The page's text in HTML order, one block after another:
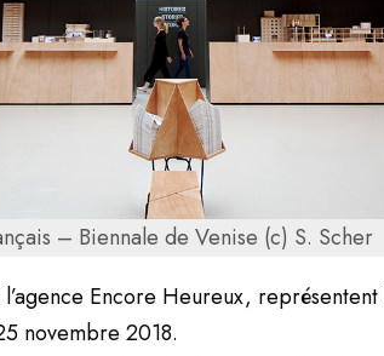
– Biennale de Venise (c) S. Scher
Encore Heureux,
novembre 2018.